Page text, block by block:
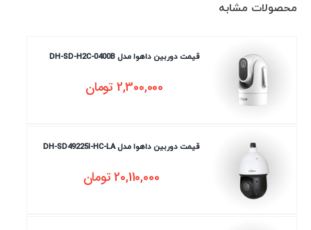
محصولات مشابه
قیمت دوربین داهوا مدل DH-SD-H2C-0400B
2,300,000تومان
قیمت دوربین داهوا مدل DH-SD49225I-HC-LA
20,110,000تومان